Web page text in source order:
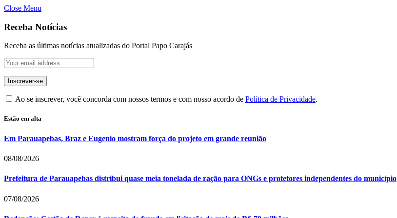
Close Menu
Receba Notícias
Receba as últimas notícias atualizadas do Portal Papo Carajás
Ao se inscrever, você concorda com nossos termos e com nosso acordo de Política de Privacidade.
Estão em alta
Em Parauapebas, Braz e Eugenio mostram força do projeto em grande reunião
08/08/2026
Prefeitura de Parauapebas distribui quase meia tonelada de ração para ONGs e protetores independentes do município
07/08/2026